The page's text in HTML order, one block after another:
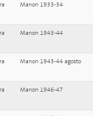
Manon 1933-34
Manon 1943-44
Manon 1943-44 agosto
Manon 1946-47